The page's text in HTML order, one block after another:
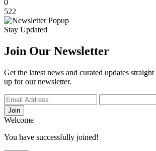
0
522
Stay Updated
Join Our Newsletter
Get the latest news and curated updates
up for our newsletter.
Join
Welcome
You have successfully joined!